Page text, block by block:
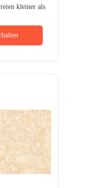
kleiner als